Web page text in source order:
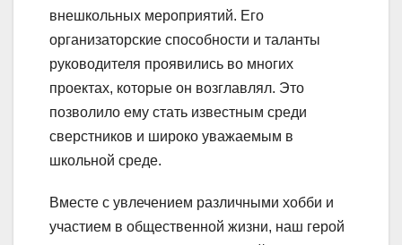
внешкольных мероприятий. Его
организаторские способности и таланты
руководителя проявились во многих
проектах, которые он возглавлял. Это
позволило ему стать известным среди
сверстников и широко уважаемым в
школьной среде.
Вместе с увлечением различными хобби и
участием в общественной жизни, наш герой